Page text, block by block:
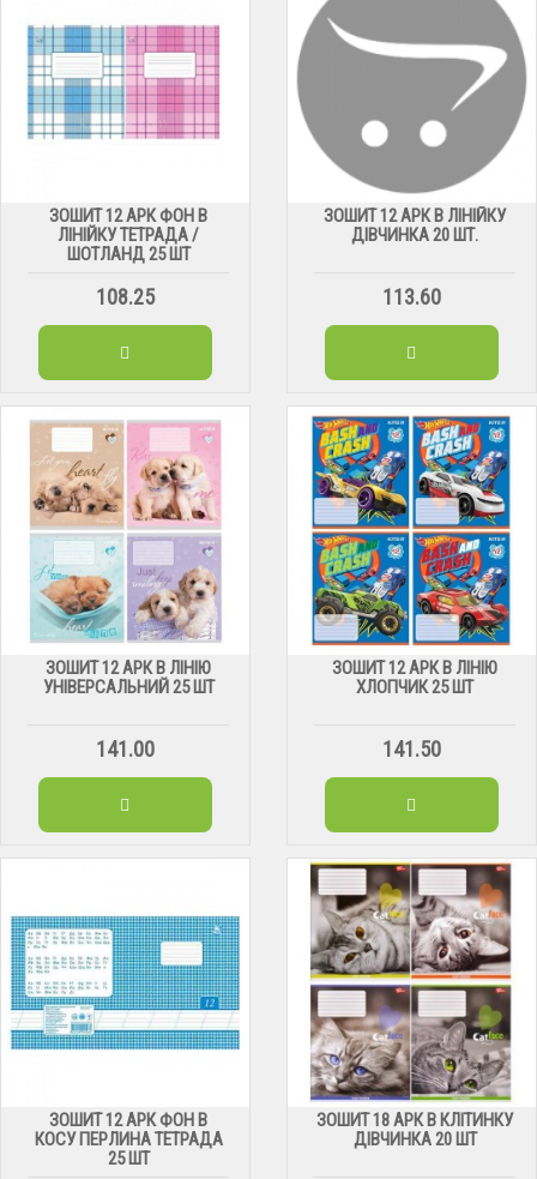
ЗОШИТ 12 АРК ФОН В
ЛІНІЙКУ ТЕТРАДА /
ШОТЛАНД 25 ШТ
108.25
ЗОШИТ 12 АРК В ЛІНІЙКУ
ДІВЧИНКА 20 ШТ.
113.60
ЗОШИТ 12 АРК В ЛІНІЮ
УНІВЕРСАЛЬНИЙ 25 ШТ
141.00
ЗОШИТ 12 АРК В ЛІНІЮ
ХЛОПЧИК 25 ШТ
141.50
ЗОШИТ 12 АРК ФОН В
КОСУ ПЕРЛИНА ТЕТРАДА
25 ШТ
ЗОШИТ 18 АРК В КЛІТИНКУ
ДІВЧИНКА 20 ШТ